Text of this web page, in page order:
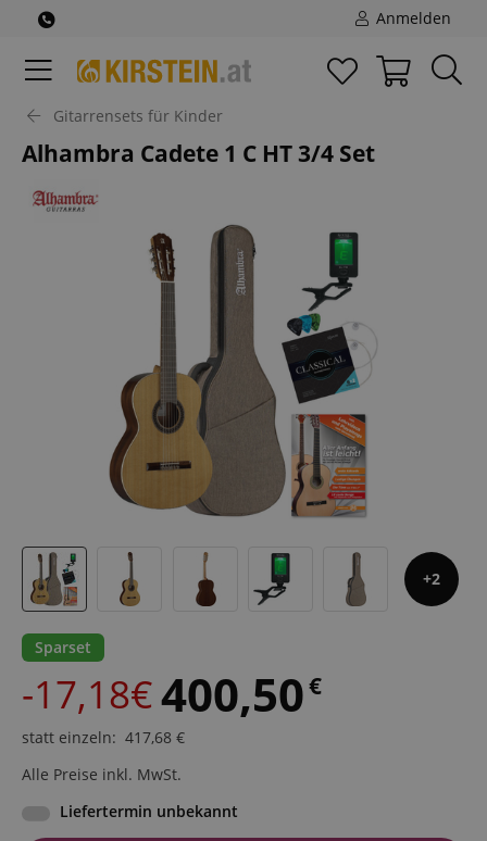
Anmelden
Gitarrensets für Kinder
Alhambra Cadete 1 C HT 3/4 Set
2
Sparset
-17,18€400,50€
statt einzeln: 417,68 €
Alle Preise inkl. MwSt.
Liefertermin unbekannt